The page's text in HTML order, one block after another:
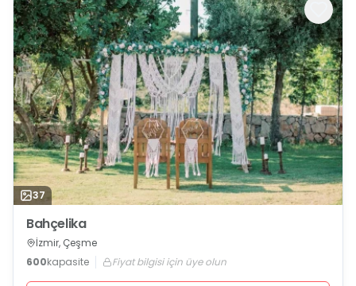
37
Bahçelika
İzmir, Çeşme
600kapasite Fiyat bilgisi için üye olun